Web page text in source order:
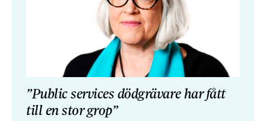
”Public services dödgrävare har fått
till en stor grop”